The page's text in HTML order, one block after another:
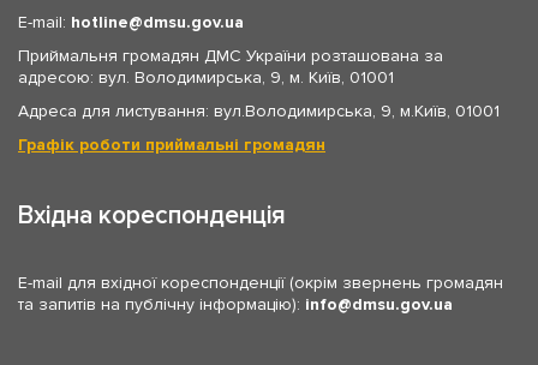
E-mail: hotline
dmsu.gov.ua
Приймальня громадян ДМС України розташована за
адресою: вул. Володимирська, 9, м. Київ, 01001
Адреса для листування: вул.Володимирська, 9, м.Київ, 01001
Графік роботи приймальні громадян
Вхідна кореспонденція
E-mail для вхідної кореспонденції (окрім звернень громадян
та запитів на публічну інформацію): info dmsu.gov.ua